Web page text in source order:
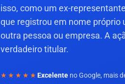
isso, como um ex-
que registrou em nome próprio
outra pessoa ou empresa. A
verdadeiro titular.
★★★★★Excelente no Google, mais